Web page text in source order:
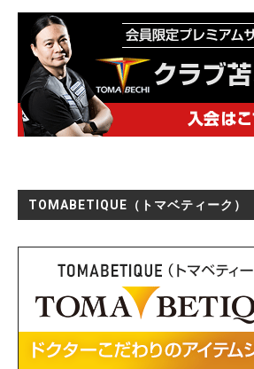
TOMABETIQUE（トマベティーク）